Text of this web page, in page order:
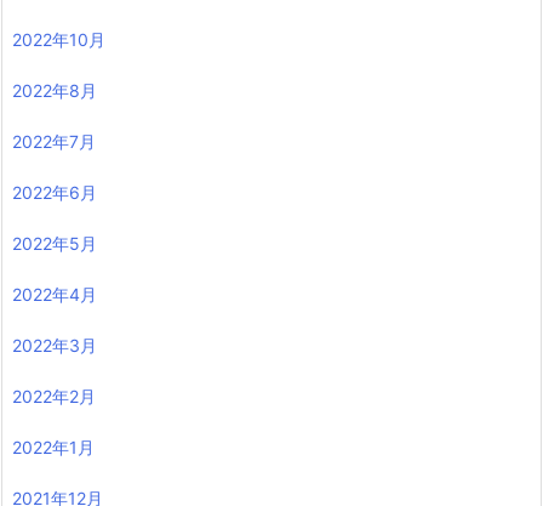
2022年10月
2022年8月
2022年7月
2022年6月
2022年5月
2022年4月
2022年3月
2022年2月
2022年1月
2021年12月